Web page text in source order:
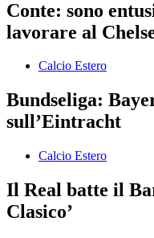
Conte: sono
lavorare al
Calcio Estero
Bundseliga:
sull’Eintracht
Calcio Estero
Il Real batte il
Clasico’